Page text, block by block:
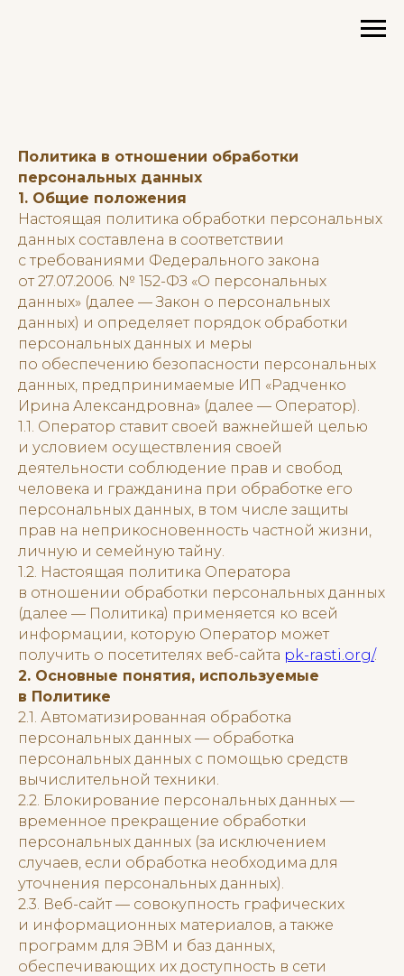
Политика в отношении обработки
персональных данных
1. Общие положения
Настоящая политика обработки персональных
данных составлена в соответствии
с требованиями Федерального закона
от 27.07.2006. № 152-ФЗ «О персональных
данных» (далее — Закон о персональных
данных) и определяет порядок обработки
персональных данных и меры
по обеспечению безопасности персональных
данных, предпринимаемые ИП «Радченко
Ирина Александровна» (далее — Оператор).
1.1. Оператор ставит своей важнейшей целью
и условием осуществления своей
деятельности соблюдение прав и свобод
человека и гражданина при обработке его
персональных данных, в том числе защиты
прав на неприкосновенность частной жизни,
личную и семейную тайну.
1.2. Настоящая политика Оператора
в отношении обработки персональных данных
(далее — Политика) применяется ко всей
информации, которую Оператор может
получить о посетителях веб-сайта pk-rasti.org/.
2. Основные понятия, используемые
в Политике
2.1. Автоматизированная обработка
персональных данных — обработка
персональных данных с помощью средств
вычислительной техники.
2.2. Блокирование персональных данных —
временное прекращение обработки
персональных данных (за исключением
случаев, если обработка необходима для
уточнения персональных данных).
2.3. Веб-сайт — совокупность графических
и информационных материалов, а также
программ для ЭВМ и баз данных,
обеспечивающих их доступность в сети